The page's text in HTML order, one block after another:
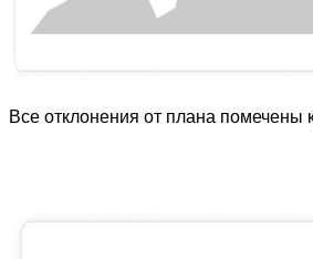
Все отклонения от плана помечены